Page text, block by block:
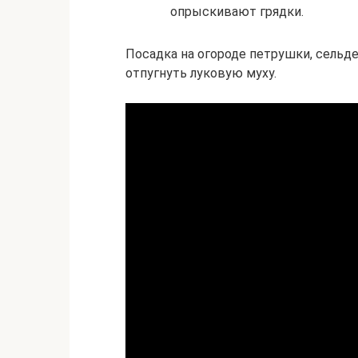
опрыскивают грядки.
Посадка на огороде петрушки,
отпугнуть луковую муху.